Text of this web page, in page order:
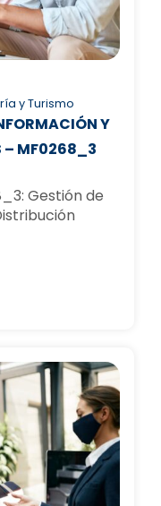
y Turismo
Y
– MF0268_3
Gestión de